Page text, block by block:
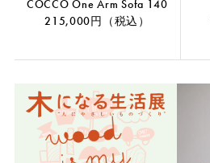
COCCO One Arm Sofa 140
215,000円（税込）